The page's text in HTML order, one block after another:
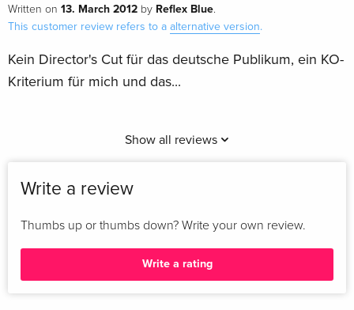
Written on 13. March 2012 by Reflex Blue.
This customer review refers to a alternative version.
Kein Director's Cut für das deutsche Publikum, ein KO-
Kriterium für mich und das...
Show all reviews
Write a review
Thumbs up or thumbs down? Write your own review.
Write a rating